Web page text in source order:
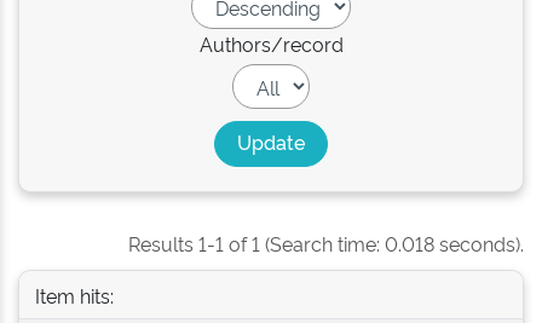
Authors/record
Results 1-1 of 1 (Search time: 0.018 seconds).
Item hits: